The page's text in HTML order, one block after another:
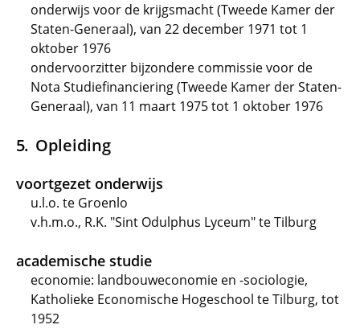
onderwijs voor de krijgsmacht (Tweede Kamer der
Staten-Generaal), van 22 december 1971 tot 1
oktober 1976
ondervoorzitter bijzondere commissie voor de
Nota Studiefinanciering (Tweede Kamer der Staten-
Generaal), van 11 maart 1975 tot 1 oktober 1976
Opleiding
voortgezet onderwijs
u.l.o. te Groenlo
v.h.m.o., R.K. "Sint Odulphus Lyceum" te Tilburg
academische studie
economie: landbouweconomie en -sociologie,
Katholieke Economische Hogeschool te Tilburg, tot
1952